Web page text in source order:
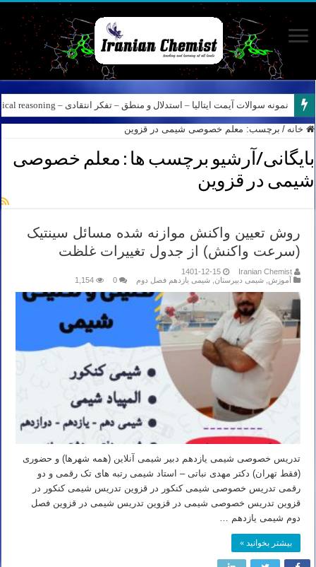
نمونه سوالات آیمت ایتالیا – استدلال و منطق – تفکر انتقادی – Logical reasoning – پارت ۸
خانه / برچسب: معلم خصوصی شیمی در قزوین
بایگانی/آرشیو برچسب ها : معلم خصوصی
شیمی در قزوین
روش تعیین واکنش موازنه شده مسائل سینتیک
(سرعت واکنش) از جدول تغییرات غلظت
Iranian Chemist
1401-12-15
آموزش شیمی دبیرستان شیمی یازدهم فصل دوم 0
1,154
تدریس خصوصی شیمی یازدهم دبیر شیمی آنلاین (همه شهرها) و حضوری
(فقط تهران) دکتر مهدی نباتی – استاد شیمی رتبه های تک رقمی و دو
رقمی تدریس خصوصی شیمی کنکور در قزوین تدریس شیمی کنکور در
قزوین تدریس خصوصی شیمی در قزوین تدریس شیمی در قزوین فصل
دوم شیمی یازدهم …
بیشتر بخوانید »